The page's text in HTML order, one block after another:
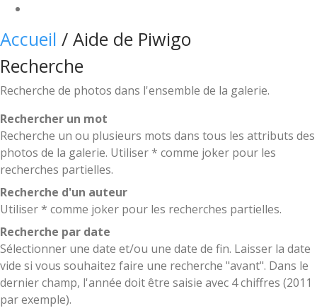
Accueil / Aide de Piwigo
Recherche
Recherche de photos dans l'ensemble de la galerie.
Rechercher un mot
Recherche un ou plusieurs mots dans tous les attributs des
photos de la galerie. Utiliser * comme joker pour les
recherches partielles.
Recherche d'un auteur
Utiliser * comme joker pour les recherches partielles.
Recherche par date
Sélectionner une date et/ou une date de fin. Laisser la date
vide si vous souhaitez faire une recherche "avant". Dans le
dernier champ, l'année doit être saisie avec 4 chiffres (2011
par exemple).